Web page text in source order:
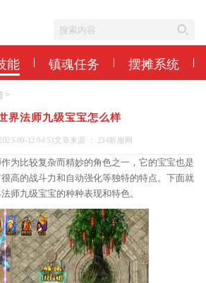
能 镇魂任务 摆摊系统
>
界法师九级宝宝怎么样
09-12 04:51 文章来源 ： 234新服网
为比较复杂而精妙的角色之一，它的宝宝也是
高的战斗力和自动强化等独特的特点。下面就
师九级宝宝的种种表现和特色。